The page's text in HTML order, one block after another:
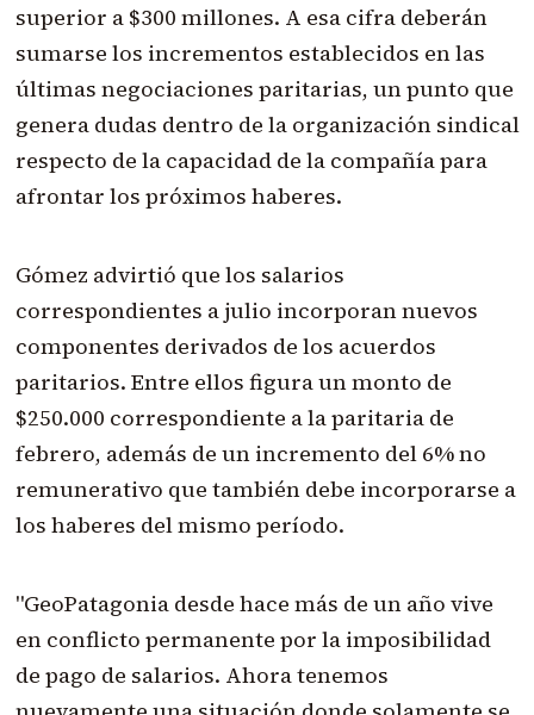
superior a $300 millones. A esa cifra deberán
sumarse los incrementos establecidos en las
últimas negociaciones paritarias, un punto que
genera dudas dentro de la organización sindical
respecto de la capacidad de la compañía para
afrontar los próximos haberes.
Gómez advirtió que los salarios
correspondientes a julio incorporan nuevos
componentes derivados de los acuerdos
paritarios. Entre ellos figura un monto de
$250.000 correspondiente a la paritaria de
febrero, además de un incremento del 6% no
remunerativo que también debe incorporarse a
los haberes del mismo período.
"GeoPatagonia desde hace más de un año vive
en conflicto permanente por la imposibilidad
de pago de salarios. Ahora tenemos